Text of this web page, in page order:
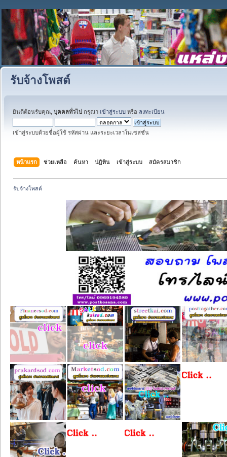
รับจ้างโพสต์
ยินดีต้อนรับคุณ, บุคคลทั่วไป กรุณา เข้าสู่ระบบ หรือ ลงทะเบียน
เข้าสู่ระบบด้วยชื่อผู้ใช้ รหัสผ่าน และระยะเวลาในเซสชั่น
หน้าแรก ช่วยเหลือ ค้นหา ปฏิทิน เข้าสู่ระบบ สมัครสมาชิก
รับจ้างโพสต์